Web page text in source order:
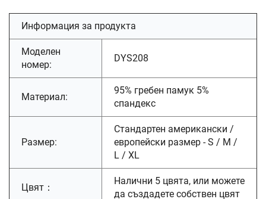
Информация за продукта
Моделен
номер:
DYS208
Материал:
95% гребен памук 5%
спандекс
Размер:
Стандартен американски /
европейски размер - S / M /
L / XL
Цвят：
Налични 5 цвята, или можете
да създадете собствен цвят